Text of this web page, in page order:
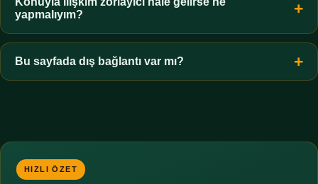
zorunluluktur.
yapmalıyım?
Zaman sınırı koyun, harcadığınız süreyi ölçün ve gerekirse
profesyonel destek alın. Türkiye'de ücretsiz danışma hatları
mevcuttur; yardım istemek güçlü bir adımdır.
Bu sayfada dış bağlantı var mı?
HIZLI ÖZET